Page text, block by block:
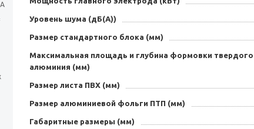
Уровень шума (дБ(А))
Размер стандартного блока (мм)
Максимальная площадь и глубина формовки твердого
алюминия (мм)
Размер листа ПВХ (мм)
Размер алюминиевой фольги ПТП (мм)
Габаритные размеры (мм)